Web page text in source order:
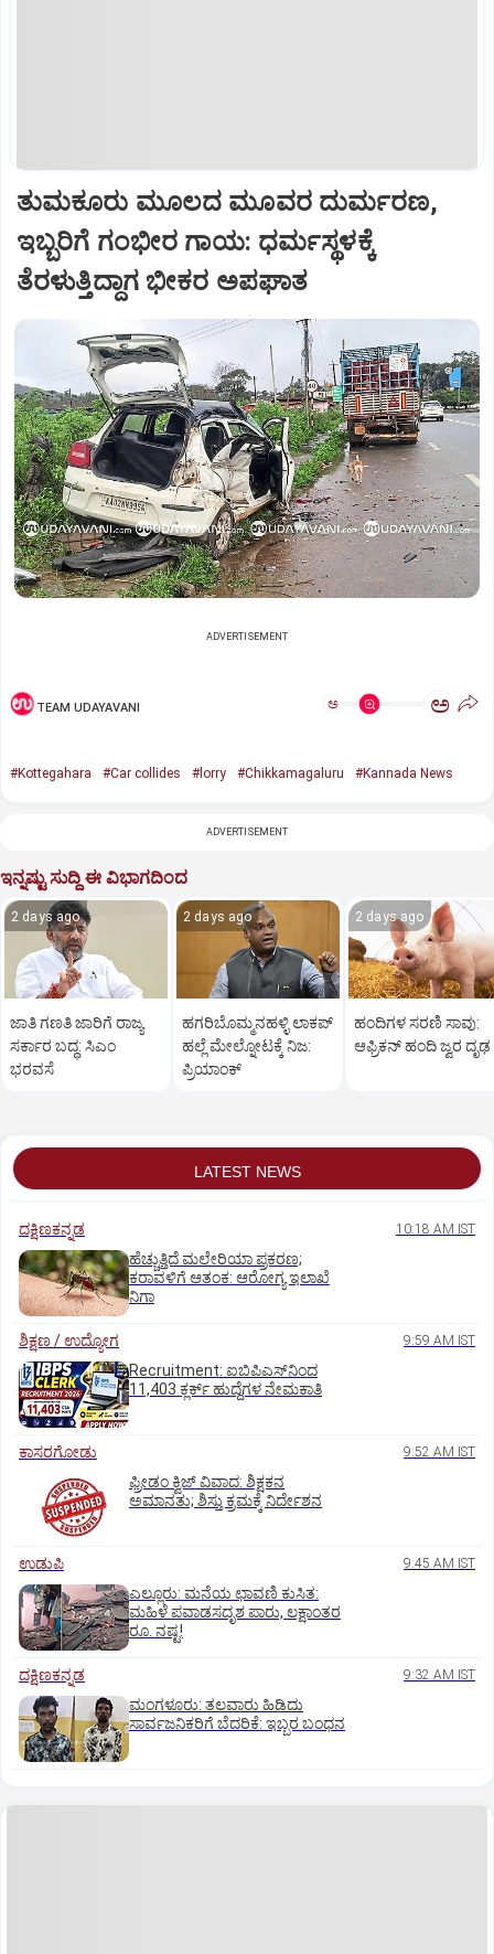
ತುಮಕೂರು ಮೂಲದ ಮೂವರ ದುರ್ಮರಣ,
ಇಬ್ಬರಿಗೆ ಗಂಭೀರ ಗಾಯ: ಧರ್ಮಸ್ಥಳಕ್ಕೆ
ತೆರಳುತ್ತಿದ್ದಾಗ ಭೀಕರ ಅಪಘಾತ
ADVERTISEMENT
TEAM UDAYAVANI ಅ ಅ
#Kottegahara #Car collides #lorry #Chikkamagaluru #Kannada News
ADVERTISEMENT
ಇನ್ನಷ್ಟು ಸುದ್ದಿ ಈ ವಿಭಾಗದಿಂದ
2 days ago
ಜಾತಿ ಗಣತಿ ಜಾರಿಗೆ ರಾಜ್ಯ
ಸರ್ಕಾರ ಬದ್ಧ: ಸಿಎಂ
ಭರವಸೆ
2 days ago
ಹಗರಿಬೊಮ್ಮನಹಳ್ಳಿ ಲಾಕಪ್‌
ಹಲ್ಲೆ ಮೇಲ್ನೋಟಕ್ಕೆ ನಿಜ:
ಪ್ರಿಯಾಂಕ್‌
2 days ago
ಹಂದಿಗಳ ಸರಣಿ ಸಾವು:
ಆಫ್ರಿಕನ್‌ ಹಂದಿ ಜ್ವರ ದೃಢ
LATEST NEWS
ದಕ್ಷಿಣಕನ್ನಡ 10:18 AM IST
ಹೆಚ್ಚುತ್ತಿದೆ ಮಲೇರಿಯಾ ಪ್ರಕರಣ;
ಕರಾವಳಿಗೆ ಆತಂಕ: ಆರೋಗ್ಯ ಇಲಾಖೆ
ನಿಗಾ
ಶಿಕ್ಷಣ / ಉದ್ಯೋಗ 9:59 AM IST
Recruitment: ಐಬಿಪಿಎಸ್‌ನಿಂದ
11,403 ಕ್ಲರ್ಕ್‌ ಹುದ್ದೆಗಳ ನೇಮಕಾತಿ
ಕಾಸರಗೋಡು 9:52 AM IST
ಫ್ರೀಡಂ ಕ್ವಿಜ್‌ ವಿವಾದ: ಶಿಕ್ಷಕನ
ಅಮಾನತು; ಶಿಸ್ತು ಕ್ರಮಕ್ಕೆ ನಿರ್ದೇಶನ
ಉಡುಪಿ 9:45 AM IST
ಎಲ್ಲೂರು: ಮನೆಯ ಛಾವಣಿ ಕುಸಿತ:
ಮಹಿಳೆ ಪವಾಡಸದೃಶ ಪಾರು, ಲಕ್ಷಾಂತರ
ರೂ. ನಷ್ಟ!
ದಕ್ಷಿಣಕನ್ನಡ 9:32 AM IST
ಮಂಗಳೂರು: ತಲವಾರು ಹಿಡಿದು
ಸಾರ್ವಜನಿಕರಿಗೆ ಬೆದರಿಕೆ: ಇಬ್ಬರ ಬಂಧನ